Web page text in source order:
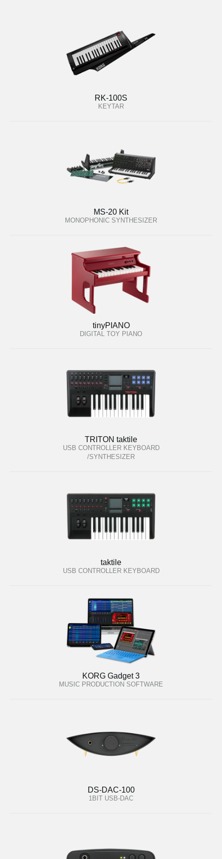
RK-100S
KEYTAR
MS-20 Kit
MONOPHONIC SYNTHESIZER
tinyPIANO
DIGITAL TOY PIANO
TRITON taktile
USB CONTROLLER KEYBOARD
/SYNTHESIZER
taktile
USB CONTROLLER KEYBOARD
KORG Gadget 3
MUSIC PRODUCTION SOFTWARE
DS-DAC-100
1BIT USB-DAC